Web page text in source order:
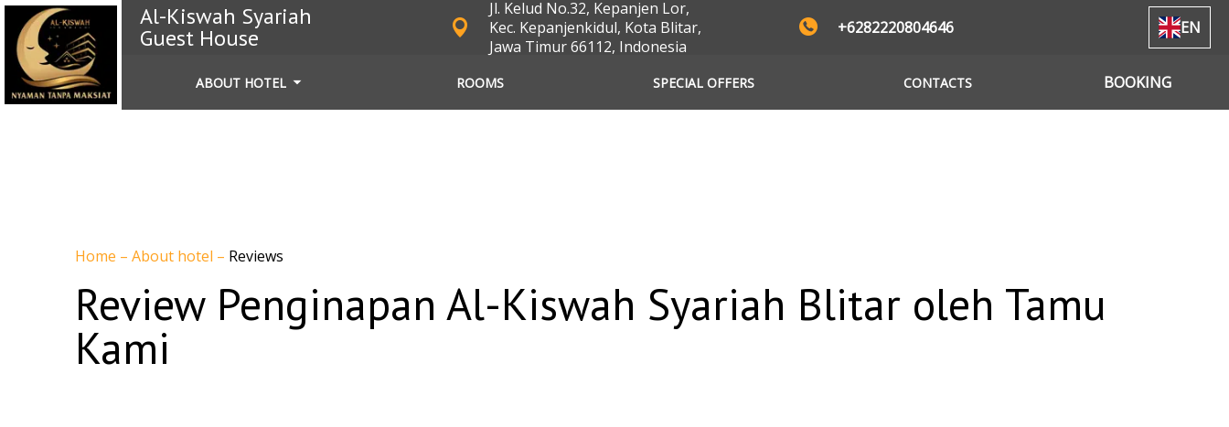
Al-Kiswah Syariah
Guest House
Jl. Kelud No.32, Kepanjen Lor,
Kec. Kepanjenkidul, Kota Blitar,
Jawa Timur 66112, Indonesia
+6282220804646 EN
ABOUT HOTEL ROOMS SPECIAL OFFERS CONTACTS BOOKING
Home – About hotel – Reviews
Review Penginapan Al-Kiswah Syariah Blitar oleh Tamu
Kami